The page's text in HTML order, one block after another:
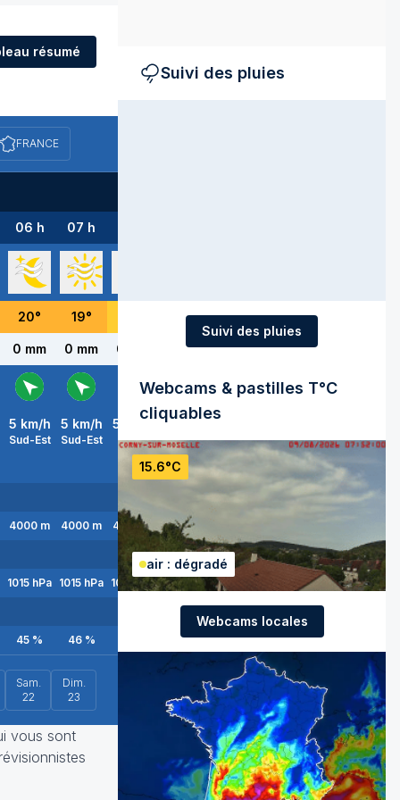
résumé
FRANCE
06 h 07 h
20° 19° 20° 23° 27°
0 mm 0 mm 0 mm 0 mm 0 mm 0 mm
5 km/h
Sud-Est
5 km/h
Sud-Est
5 km/h
Sud
5km/h
Sud-Est Nord-Ouest Sud-Est Sud-Ouest
4000 m 4000 m 4000 m 4000m
1015 hPa 1015 hPa 1015hPa 1015 hPa 1015 hPa 1015hPa 1015hPa
45 % 46% 54% 43% 33%
Sam.
22
Dim.
23
vous sont
Suivi des pluies
Suivi des pluies
Webcams & pastilles T°C
cliquables
15.6°C
air : dégradé
Webcams locales